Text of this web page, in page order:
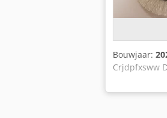
Bouwjaar:
Crjdpfxsww